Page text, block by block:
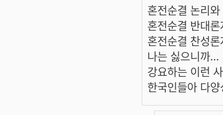
혼전순결 논리
혼전순결 반대
혼전순결 찬성
나는 싫으니까
강요하는 이런
한국인들아 다